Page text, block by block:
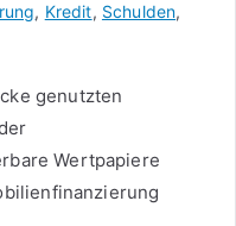
, Kredit, Schulden,
genutzten
Wertpapiere